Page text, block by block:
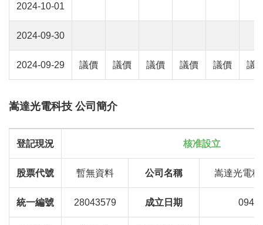
2024-10-01
2024-09-30
2024-09-29 議價 議價 議價 議價 議價 議
嵩達光電科技 公司簡介
登記現況 核准設立
股票代號 暫無資料 公司名稱 嵩達光電
統一編號 28043579 成立日期 094